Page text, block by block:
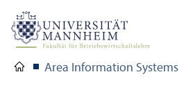
Area Information Systems